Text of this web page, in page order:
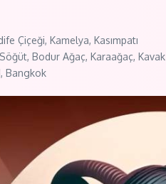
Çiçeği, Kamelya, Kasımpatı
Bodur Ağaç, Karaağaç, Kavak
Bangkok